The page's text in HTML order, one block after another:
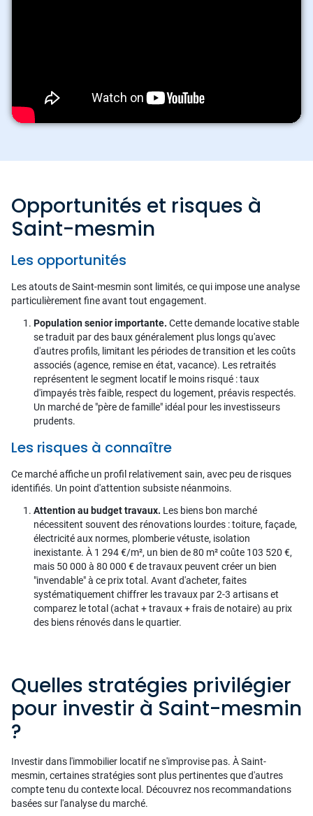
Opportunités et risques à
Saint-mesmin
Les opportunités
Les atouts de Saint-mesmin sont limités, ce qui impose une analyse
particulièrement fine avant tout engagement.
Population senior importante. Cette demande locative stable
se traduit par des baux généralement plus longs qu'avec
d'autres profils, limitant les périodes de transition et les coûts
associés (agence, remise en état, vacance). Les retraités
représentent le segment locatif le moins risqué : taux
d'impayés très faible, respect du logement, préavis respectés.
Un marché de "père de famille" idéal pour les investisseurs
prudents.
Les risques à connaître
Ce marché affiche un profil relativement sain, avec peu de risques
identifiés. Un point d'attention subsiste néanmoins.
Attention au budget travaux. Les biens bon marché
nécessitent souvent des rénovations lourdes : toiture, façade,
électricité aux normes, plomberie vétuste, isolation
inexistante. À 1 294 €/m², un bien de 80 m² coûte 103 520 €,
mais 50 000 à 80 000 € de travaux peuvent créer un bien
"invendable" à ce prix total. Avant d'acheter, faites
systématiquement chiffrer les travaux par 2-3 artisans et
comparez le total (achat + travaux + frais de notaire) au prix
des biens rénovés dans le quartier.
Quelles stratégies privilégier
pour investir à Saint-mesmin
?
Investir dans l'immobilier locatif ne s'improvise pas. À Saint-
mesmin, certaines stratégies sont plus pertinentes que d'autres
compte tenu du contexte local. Découvrez nos recommandations
basées sur l'analyse du marché.